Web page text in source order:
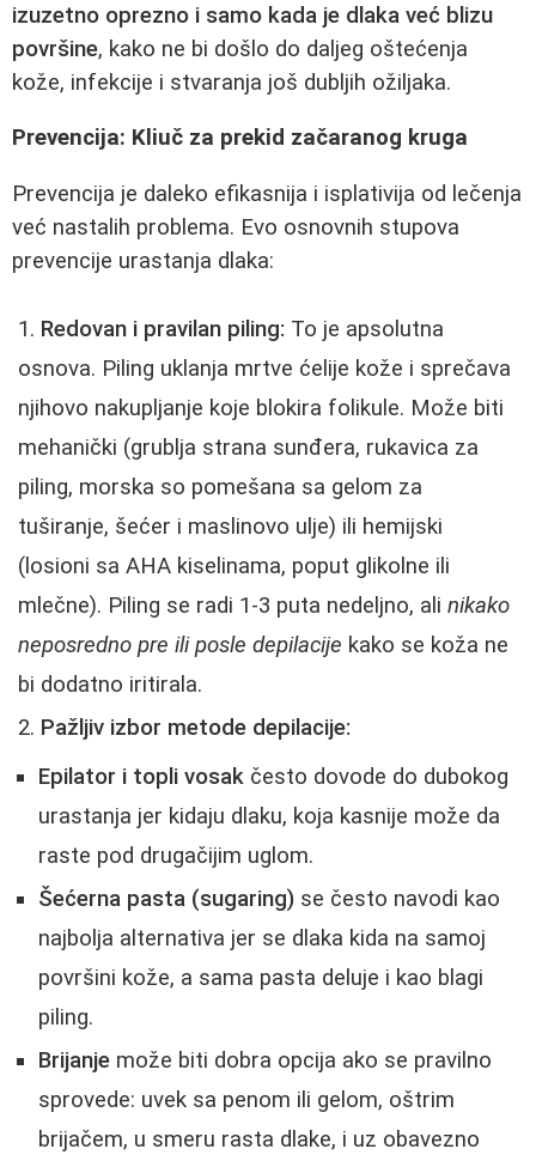
izuzetno oprezno i samo kada je dlaka već blizu
površine, kako ne bi došlo do daljeg oštećenja
kože, infekcije i stvaranja još dubljih ožiljaka.
Prevencija: Kliuč za prekid začaranog kruga
Prevencija je daleko efikasnija i isplativija od lečenja
već nastalih problema. Evo osnovnih stupova
prevencije urastanja dlaka:
Redovan i pravilan piling: To je apsolutna
osnova. Piling uklanja mrtve ćelije kože i sprečava
njihovo nakupljanje koje blokira folikule. Može biti
mehanički (grublja strana sunđera, rukavica za
piling, morska so pomešana sa gelom za
tuširanje, šećer i maslinovo ulje) ili hemijski
(losioni sa AHA kiselinama, poput glikolne ili
mlečne). Piling se radi 1-3 puta nedeljno, ali nikako
neposredno pre ili posle depilacije kako se koža ne
bi dodatno iritirala.
Pažljiv izbor metode depilacije:
Epilator i topli vosak često dovode do dubokog
urastanja jer kidaju dlaku, koja kasnije može da
raste pod drugačijim uglom.
Šećerna pasta (sugaring) se često navodi kao
najbolja alternativa jer se dlaka kida na samoj
površini kože, a sama pasta deluje i kao blagi
piling.
Brijanje može biti dobra opcija ako se pravilno
sprovede: uvek sa penom ili gelom, oštrim
brijačem, u smeru rasta dlake, i uz obavezno